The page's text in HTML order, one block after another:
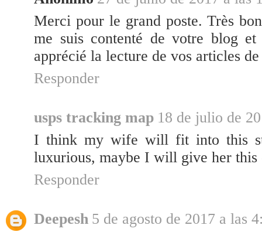
Merci pour le grand poste. Très
me suis contenté de votre blog
apprécié la lecture de vos articles
Responder
usps tracking map 18 de julio de
I think my wife will fit into this
luxurious, maybe I will give her this
Responder
Deepesh 5 de agosto de 2017 a las